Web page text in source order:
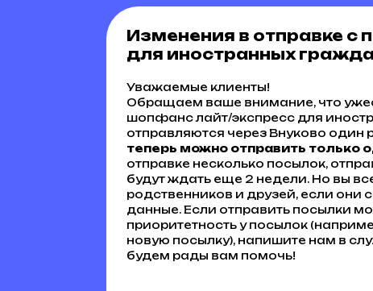
Изменения в отправке
для иностранных
Уважаемые клиенты!
Обращаем ваше внимание, что
шопфанс лайт/экспресс для
отправляются через Внуково один
теперь можно отправить только
отправке несколько посылок,
будут ждать еще 2 недели. Но вы
родственников и друзей, если они
данные. Если отправить посылки
приоритетность у посылок
новую посылку), напишите нам в
будем рады вам помочь!